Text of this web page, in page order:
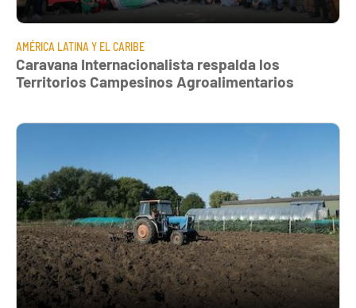
AMÉRICA LATINA Y EL CARIBE
Caravana Internacionalista respalda los
Territorios Campesinos Agroalimentarios